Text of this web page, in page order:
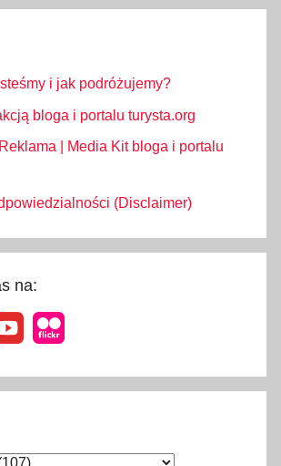
i jak podróżujemy?
bloga i portalu turysta.org
| Media Kit bloga i portalu
(Disclaimer)
na: